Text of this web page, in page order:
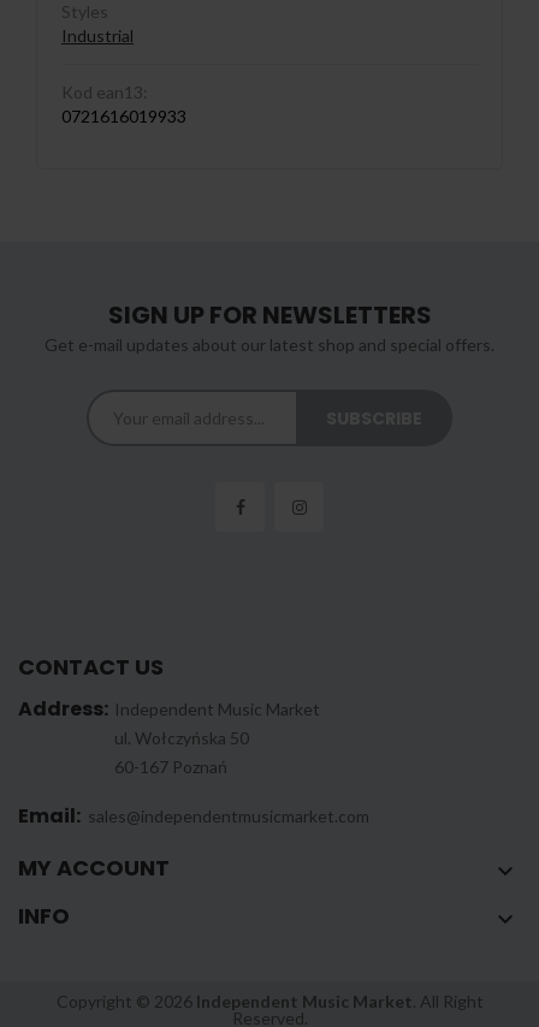
Styles
Industrial
Kod ean13:
0721616019933
SIGN UP FOR NEWSLETTERS
Get e-mail updates about our latest shop and special offers.
CONTACT US
Address: Independent Music Market
ul. Wołczyńska 50
60-167 Poznań
Email: sales@independentmusicmarket.com
MY ACCOUNT 
INFO 
Copyright © 2026 Independent Music Market. All Right
Reserved.